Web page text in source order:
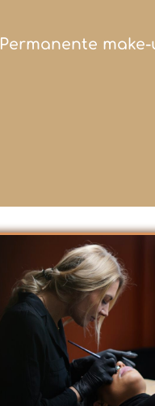
Permanente make-